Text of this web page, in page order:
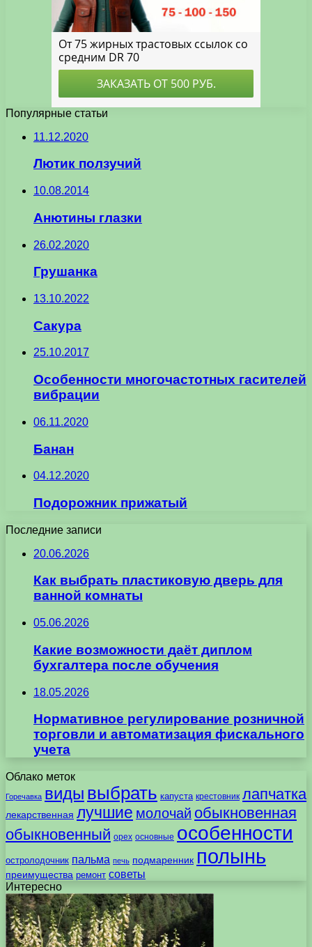
Популярные статьи
11.12.2020
Лютик ползучий
10.08.2014
Анютины глазки
26.02.2020
Грушанка
13.10.2022
Сакура
25.10.2017
Особенности многочастотных гасителей
вибрации
06.11.2020
Банан
04.12.2020
Подорожник прижатый
Последние записи
20.06.2026
Как выбрать пластиковую дверь для
ванной комнаты
05.06.2026
Какие возможности даёт диплом
бухгалтера после обучения
18.05.2026
Нормативное регулирование розничной
торговли и автоматизация фискального
учета
Облако меток
Горечавка виды выбрать капуста крестовник лапчатка
лекарственная лучшие молочай обыкновенная
обыкновенный орех основные особенности
остролодочник пальма печь подмаренник полынь
преимущества ремонт советы
Интересно